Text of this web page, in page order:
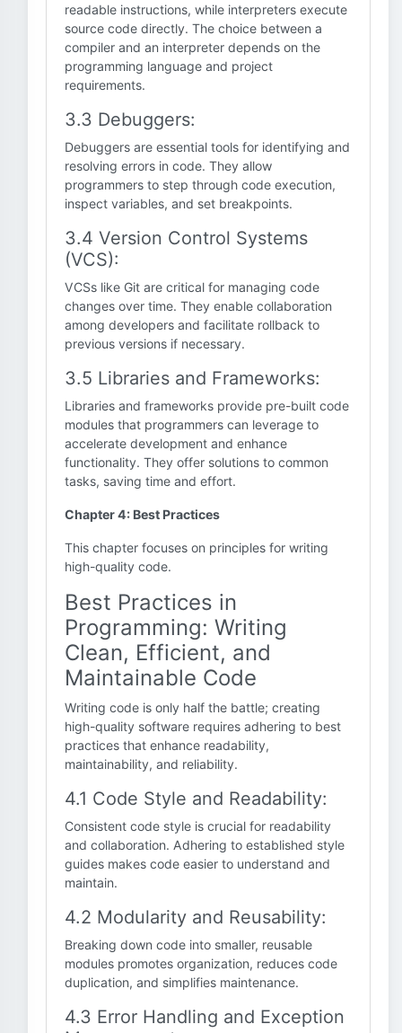
readable instructions, while interpreters execute
source code directly. The choice between a
compiler and an interpreter depends on the
programming language and project
requirements.
3.3 Debuggers:
Debuggers are essential tools for identifying and
resolving errors in code. They allow
programmers to step through code execution,
inspect variables, and set breakpoints.
3.4 Version Control Systems
(VCS):
VCSs like Git are critical for managing code
changes over time. They enable collaboration
among developers and facilitate rollback to
previous versions if necessary.
3.5 Libraries and Frameworks:
Libraries and frameworks provide pre-built code
modules that programmers can leverage to
accelerate development and enhance
functionality. They offer solutions to common
tasks, saving time and effort.
Chapter 4: Best Practices
This chapter focuses on principles for writing
high-quality code.
Best Practices in
Programming: Writing
Clean, Efficient, and
Maintainable Code
Writing code is only half the battle; creating
high-quality software requires adhering to best
practices that enhance readability,
maintainability, and reliability.
4.1 Code Style and Readability:
Consistent code style is crucial for readability
and collaboration. Adhering to established style
guides makes code easier to understand and
maintain.
4.2 Modularity and Reusability:
Breaking down code into smaller, reusable
modules promotes organization, reduces code
duplication, and simplifies maintenance.
4.3 Error Handling and Exception